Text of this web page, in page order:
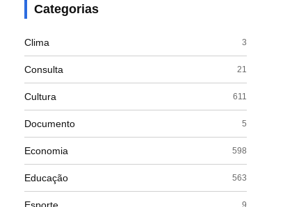
Categorias
Clima 3
Consulta 21
Cultura 611
Documento 5
Economia 598
Educação 563
9